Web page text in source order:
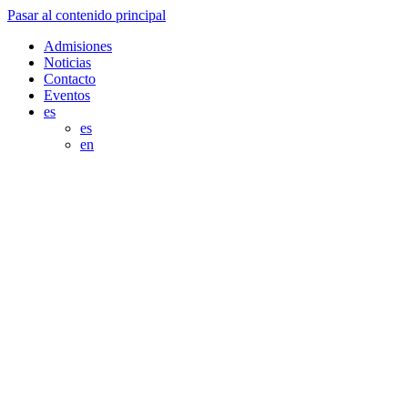
Pasar al contenido principal
Admisiones
Noticias
Contacto
Eventos
es
es
en